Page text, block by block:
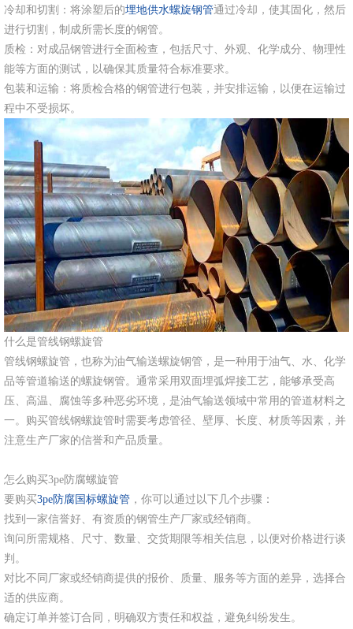
冷却和切割：将涂塑后的埋地供水螺旋钢管通过冷却，使其固化，然后
进行切割，制成所需长度的钢管。
质检：对成品钢管进行全面检查，包括尺寸、外观、化学成分、物理性
能等方面的测试，以确保其质量符合标准要求。
包装和运输：将质检合格的钢管进行包装，并安排运输，以便在运输过
程中不受损坏。
什么是管线钢螺旋管
管线钢螺旋管，也称为油气输送螺旋钢管，是一种用于油气、水、化学
品等管道输送的螺旋钢管。通常采用双面埋弧焊接工艺，能够承受高
压、高温、腐蚀等多种恶劣环境，是油气输送领域中常用的管道材料之
一。购买管线钢螺旋管时需要考虑管径、壁厚、长度、材质等因素，并
注意生产厂家的信誉和产品质量。
怎么购买3pe防腐螺旋管
要购买3pe防腐国标螺旋管 ，你可以通过以下几个步骤：
找到一家信誉好、有资质的钢管生产厂家或经销商。
询问所需规格、尺寸、数量、交货期限等相关信息，以便对价格进行谈
判。
对比不同厂家或经销商提供的报价、质量、服务等方面的差异，选择合
适的供应商。
确定订单并签订合同，明确双方责任和权益，避免纠纷发生。